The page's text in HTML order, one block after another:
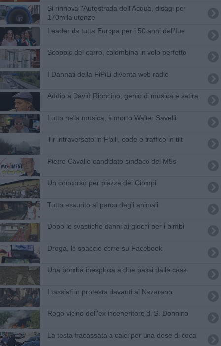
Si rinnova l'Autostrada dell'Acqua, disagi per
170mila utenze
Leader da tutta Europa per i 50 anni dell'Iue
Scoppio del carro, colombina in volo perfetto
I Dannati della FiPiLi diventa web radio
Addio a David Riondino, genio di musica e satira
Lutto nella musica, è morto Walter Savelli
Tir intraversato in Fipili, code e traffico in tilt
Pietro Cavallo candidato sindaco del M5s
Un concorso per piazza dei Ciompi
Tutto esaurito al parco degli animali
Dopo le svastiche danni ai giochi per i bimbi
Droga, lo spaccio corre su Facebook
Una bomba inesplosa a due passi dalle case
I tassisti in protesta davanti al Nazareno
Rogo vicino dell'ex inceneritore di S. Donnino
La testa fracassata a calci per una dose di coca